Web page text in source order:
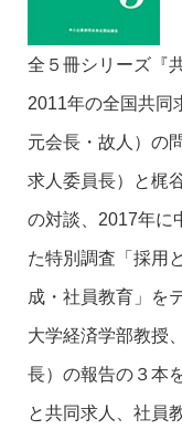
全５冊シリーズ『
2011年の全国共同
元会長・故人）の
求人委員長）と梶
の対談、2017年に
た特別調査「採用
成・社員教育」を
大学経済学部教授
長）の報告の３本
と共同求人、社員